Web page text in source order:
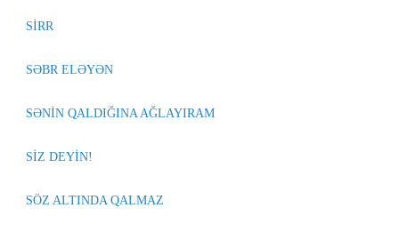
SİRR
SƏBR ELƏYƏN
SƏNİN QALDIĞINA AĞLAYIRAM
SİZ DEYİN!
SÖZ ALTINDA QALMAZ